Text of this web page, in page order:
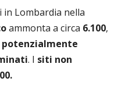
Lombardia nella
ammonta a circa 6.100,
potenzialmente
. I siti non